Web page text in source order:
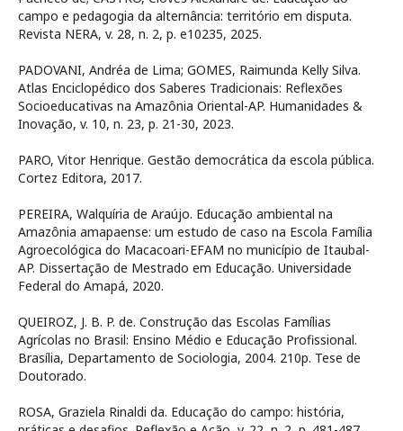
campo e pedagogia da alternância: território em disputa.
Revista NERA, v. 28, n. 2, p. e10235, 2025.
PADOVANI, Andréa de Lima; GOMES, Raimunda Kelly Silva.
Atlas Enciclopédico dos Saberes Tradicionais: Reflexões
Socioeducativas na Amazônia Oriental-AP. Humanidades &
Inovação, v. 10, n. 23, p. 21-30, 2023.
PARO, Vitor Henrique. Gestão democrática da escola pública.
Cortez Editora, 2017.
PEREIRA, Walquíria de Araújo. Educação ambiental na
Amazônia amapaense: um estudo de caso na Escola Família
Agroecológica do Macacoari-EFAM no município de Itaubal-
AP. Dissertação de Mestrado em Educação. Universidade
Federal do Amapá, 2020.
QUEIROZ, J. B. P. de. Construção das Escolas Famílias
Agrícolas no Brasil: Ensino Médio e Educação Profissional.
Brasília, Departamento de Sociologia, 2004. 210p. Tese de
Doutorado.
ROSA, Graziela Rinaldi da. Educação do campo: história,